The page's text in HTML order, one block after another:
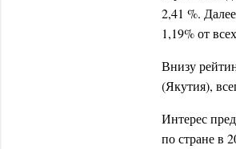
2,41 %.
1,19% от
Внизу
(Якутия),
Интерес
по стране в